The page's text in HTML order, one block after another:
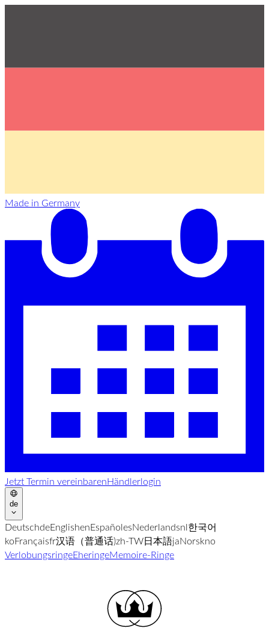
Made in Germany
Jetzt Termin vereinbarenHändlerlogin
de
DeutschdeEnglishenEspañolesNederlandsnl한국어
koFrançaisfr汉语（普通话)zh-TW日本語jaNorskno
VerlobungsringeEheringeMemoire-Ringe